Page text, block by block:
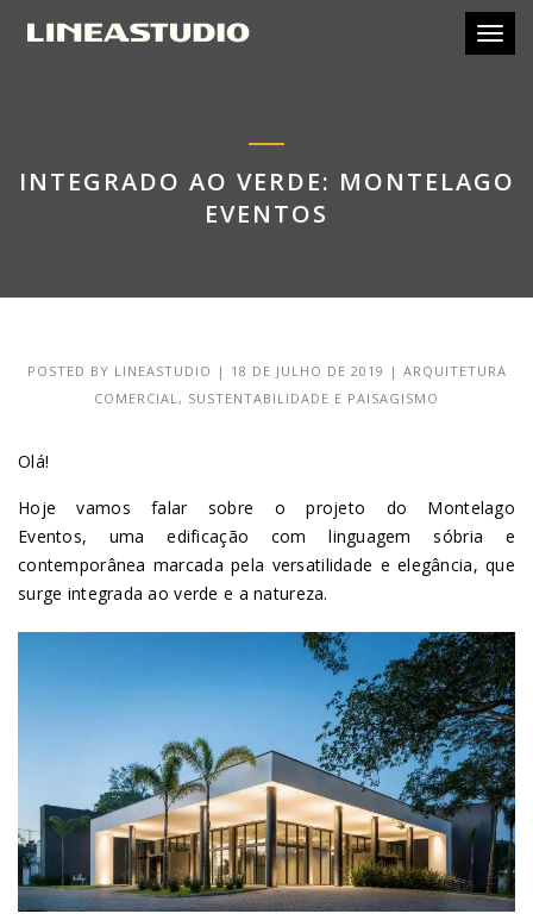
INTEGRADO AO VERDE: MONTELAGO
EVENTOS
POSTED BY LINEASTUDIO | 18 DE JULHO DE 2019 | ARQUITETURA
COMERCIAL, SUSTENTABILIDADE E PAISAGISMO
Olá!
Hoje vamos falar sobre o projeto do Montelago
Eventos, uma edificação com linguagem sóbria e
contemporânea marcada pela versatilidade e elegância, que
surge integrada ao verde e a natureza.